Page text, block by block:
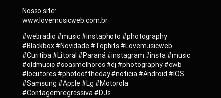
Nosso site:
www.lovemusicweb.com.br
#webradio #music #instaphoto #photography
#Blackbox #Novidade #Tophits #Lovemusicweb
#Curitiba #Litoral #Paraná #instagram #insta #music
#oldmusic #soasmelhores #dj #photography #cwb
#locutores #photooftheday #noticia #Android #IOS
#Samsung #Apple #Lg #Motorola
#Contagemregressiva #DJs